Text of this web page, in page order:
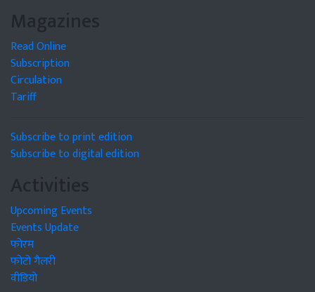
Magazines
Read Online
Subscription
Circulation
Tariff
Subscribe to print edition
Subscribe to digital edition
Activities
Upcoming Events
Events Update
फोरम
फोटो गैलरी
वीडियो